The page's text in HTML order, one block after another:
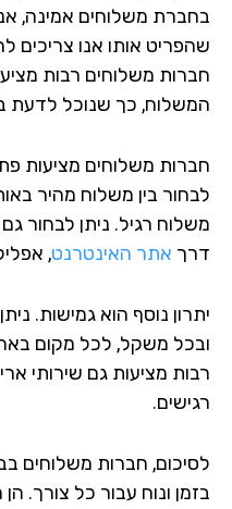
בחברת משלוחים אמינה,
שהפריט אותו אנו צריכים
חברות משלוחים רבות
המשלוח, כך שנוכל לדעת
חברות משלוחים מציעות
לבחור בין משלוח מהיר
משלוח רגיל. ניתן לבחור
דרך אתר האינטרנט,
יתרון נוסף הוא גמישות.
ובכל משקל, לכל מקום
רבות מציעות גם שירותי
רגישים.
לסיכום, חברות משלוחים
בזמן ונוח עבור כל צורך.